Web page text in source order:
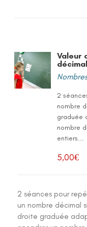
Valeur
décimal
2
nombre
graduée
nombre
entiers...
5,00€
2 séances pour
un nombre décimal
droite graduée